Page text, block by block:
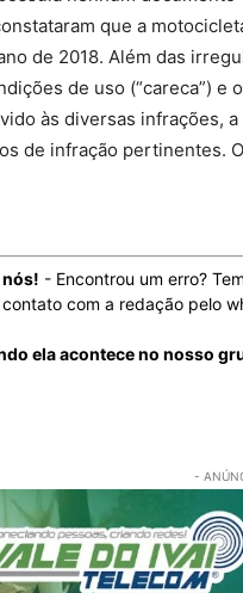
que a
de 2018. Além das
de uso (“careca”)
às diversas infrações,
de infração pertinentes.
nós! - Encontrou um erro?
com a redação pelo
ela acontece no nosso
-